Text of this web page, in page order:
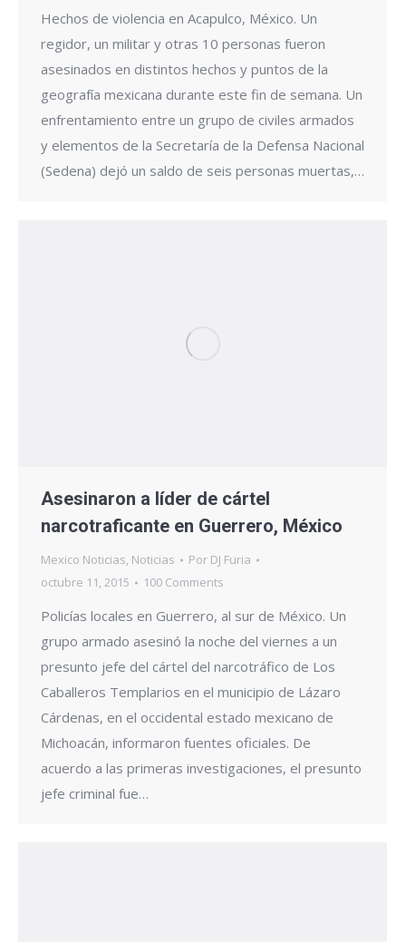
Hechos de violencia en Acapulco, México. Un
regidor, un militar y otras 10 personas fueron
asesinados en distintos hechos y puntos de la
geografía mexicana durante este fin de semana. Un
enfrentamiento entre un grupo de civiles armados
y elementos de la Secretaría de la Defensa Nacional
(Sedena) dejó un saldo de seis personas muertas,…
Asesinaron a líder de cártel
narcotraficante en Guerrero, México
Mexico Noticias, Noticias Por DJ Furia
octubre 11, 2015
100 Comments
Policías locales en Guerrero, al sur de México. Un
grupo armado asesinó la noche del viernes a un
presunto jefe del cártel del narcotráfico de Los
Caballeros Templarios en el municipio de Lázaro
Cárdenas, en el occidental estado mexicano de
Michoacán, informaron fuentes oficiales. De
acuerdo a las primeras investigaciones, el presunto
jefe criminal fue…